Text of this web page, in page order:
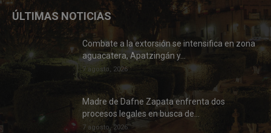
ÚLTIMAS NOTICIAS
Combate a la extorsión se intensifica en zona
aguacatera, Apatzingán y...
7 agosto, 2026
Madre de Dafne Zapata enfrenta dos
procesos legales en busca de...
7 agosto, 2026